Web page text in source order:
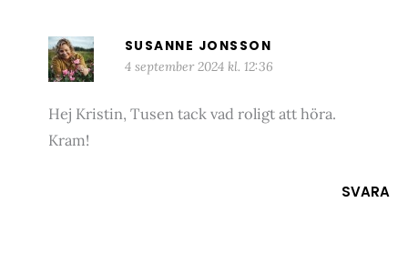
SUSANNE JONSSON
4 september 2024 kl. 12:36
Hej Kristin, Tusen tack vad roligt att höra.
Kram!
SVARA